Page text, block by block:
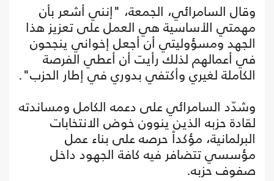
وقال السامرائي، الجمعة، "إنني أشعر بأن
مهمتي الأساسية هي العمل على تعزيز هذا
الجهد ومسؤوليتي أن أجعل إخواني ينجحون
في أعمالهم لذلك رأيت أن أعطي الفرصة
الكاملة لغيري وأكتفي بدوري في إطار الحزب".
وشدّد السامرائي على دعمه الكامل ومساندته
لقادة حزبه الذين ينوون خوض الانتخابات
البرلمانية، مؤكداً حرصه على بناء عمل
مؤسسي تتضافر فيه كافة الجهود داخل
صفوف حزبه.